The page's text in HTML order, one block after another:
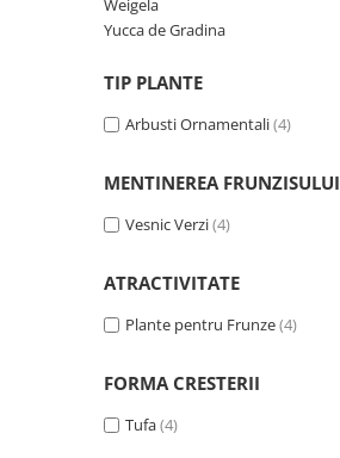
Weigela
Yucca de Gradina
TIP PLANTE
Arbusti Ornamentali(4)
MENTINEREA FRUNZISULUI
Vesnic Verzi(4)
ATRACTIVITATE
Plante pentru Frunze(4)
FORMA CRESTERII
Tufa(4)